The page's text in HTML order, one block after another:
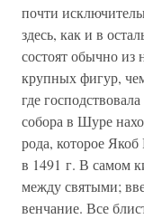
почти
здесь, как и в
состоят обычно из
крупных фигур,
где
собора в Шуре
рода, которое
в 1491 г. В самом
между святыми;
венчание. Все